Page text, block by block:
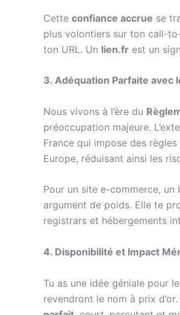
Cette confiance accrue se
plus volontiers sur ton call-
ton URL. Un lien.fr est un
3. Adéquation Parfaite avec
Nous vivons à l’ère du
préoccupation majeure.
France qui impose des
Europe, réduisant ainsi les
Pour un site e-commerce,
argument de poids. Elle te
registrars et hébergements
4. Disponibilité et Impact
Tu as une idée géniale pour
revendront le nom à prix